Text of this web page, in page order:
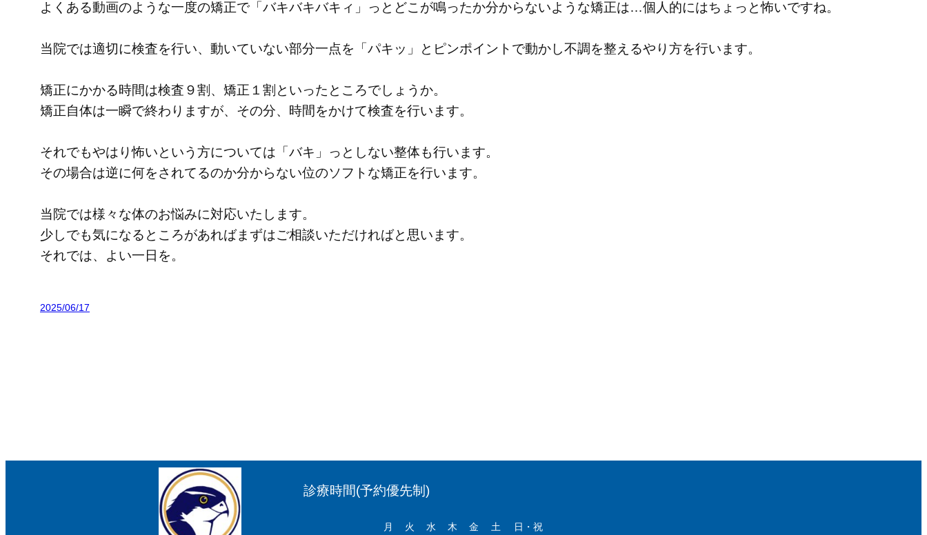
よくある動画のような一度の矯正で「バキバキバキィ」っとどこが鳴ったか分からないような矯正は…個人的にはちょっと怖いですね。
当院では適切に検査を行い、動いていない部分一点を「パキッ」とピンポイントで動かし不調を整えるやり方を行います。
矯正にかかる時間は検査９割、矯正１割といったところでしょうか。
矯正自体は一瞬で終わりますが、その分、時間をかけて検査を行います。
それでもやはり怖いという方については「バキ」っとしない整体も行います。
その場合は逆に何をされてるのか分からない位のソフトな矯正を行います。
当院では様々な体のお悩みに対応いたします。
少しでも気になるところがあればまずはご相談いただければと思います。
それでは、よい一日を。
2025/06/17
診療時間(予約優先制)
月 火 水 木 金 土 日・祝